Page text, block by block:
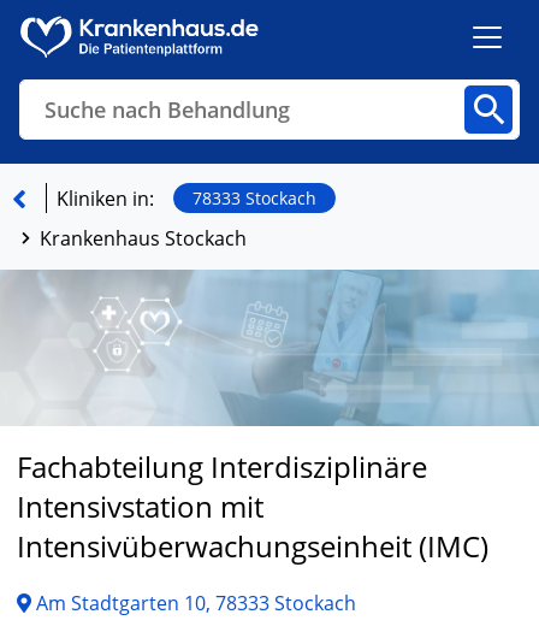
Suche nach Behandlung
Finden
Kliniken in: 78333 Stockach
Krankenhaus Stockach
Fachabteilung Interdisziplinäre
Intensivstation mit
Intensivüberwachungseinheit (IMC)
Am Stadtgarten 10, 78333 Stockach